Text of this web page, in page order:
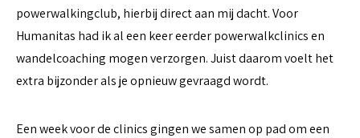
powerwalkingclub, hierbij direct aan mij dacht. Voor
Humanitas had ik al een keer eerder powerwalkclinics en
wandelcoaching mogen verzorgen. Juist daarom voelt het
extra bijzonder als je opnieuw gevraagd wordt.
Een week voor de clinics gingen we samen op pad om een